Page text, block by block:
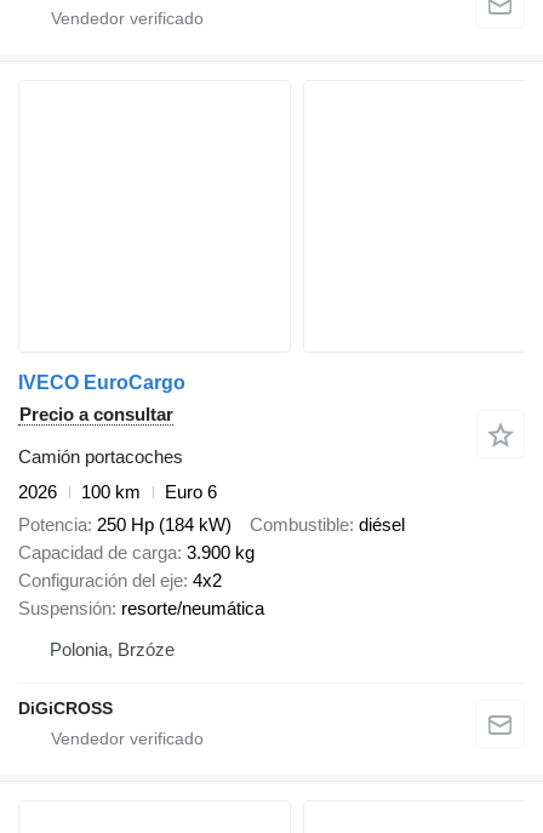
IVECO EuroCargo
Precio a consultar
Camión portacoches
2026
100 km
Euro 6
Potencia 250 Hp (184 kW) Combustible diésel
Capacidad de carga 3.900 kg
Configuración del eje 4x2
Suspensión resorte/neumática
Polonia, Brzóze
DiGiCROSS